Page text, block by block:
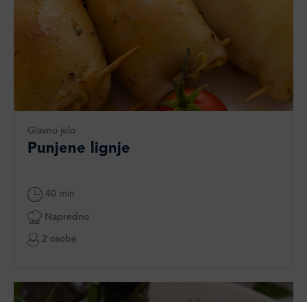
Glavno jelo
Punjene lignje
40 min
Napredno
2 osobe